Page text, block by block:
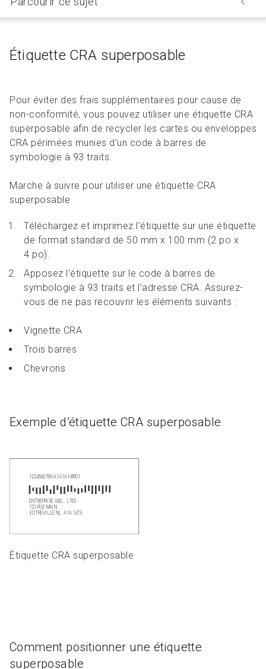
Étiquette CRA superposable
Pour éviter des frais supplémentaires pour cause de
non-conformité, vous pouvez utiliser une étiquette CRA
superposable afin de recycler les cartes ou enveloppes
CRA périmées munies d’un code à barres de
symbologie à 93 traits.
Marche à suivre pour utiliser une étiquette CRA
superposable
Téléchargez et imprimez l’étiquette sur une étiquette
de format standard de 50 mm x 100 mm (2 po x
4 po).
Apposez l’étiquette sur le code à barres de
symbologie à 93 traits et l’adresse CRA. Assurez-
vous de ne pas recouvrir les éléments suivants :
Vignette CRA
Trois barres
Chevrons
Exemple d’étiquette CRA superposable
Étiquette CRA superposable
Comment positionner une étiquette
superposable